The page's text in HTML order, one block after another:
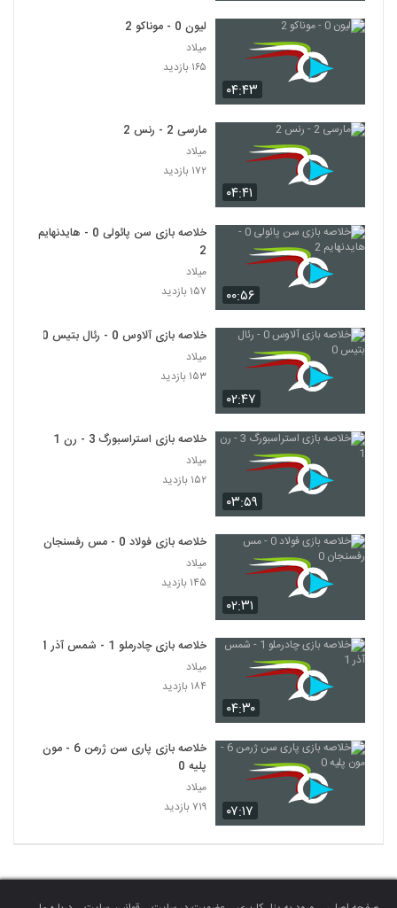
۰۴:۴۳
لیون 0 - موناکو 2
میلاد
۱۶۵ بازدید
۰۴:۴۱
مارسی 2 - رنس 2
میلاد
۱۷۲ بازدید
۰۰:۵۶
خلاصه بازی سن پائولی 0 - هایدنهایم
2
میلاد
۱۵۷ بازدید
۰۲:۴۷
خلاصه بازی آلاوس 0 - رئال بتیس 0
میلاد
۱۵۳ بازدید
۰۳:۵۹
خلاصه بازی استراسبورگ 3 - رن 1
میلاد
۱۵۲ بازدید
۰۲:۳۱
خلاصه بازی فولاد 0 - مس رفسنجان 0
میلاد
۱۴۵ بازدید
۰۴:۳۰
خلاصه بازی چادرملو 1 - شمس آذر 1
میلاد
۱۸۴ بازدید
۰۷:۱۷
خلاصه بازی پاری سن ژرمن 6 - مون
پلیه 0
میلاد
۷۱۹ بازدید